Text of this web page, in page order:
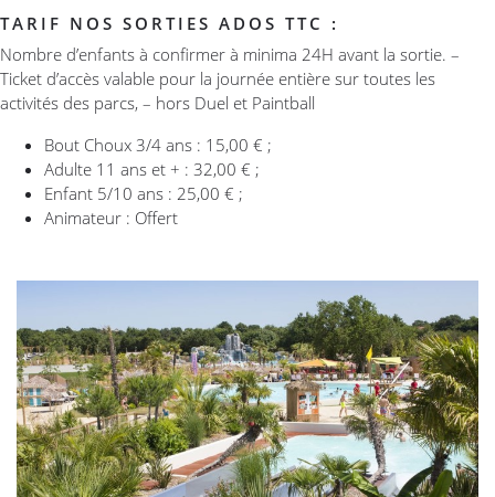
TARIF NOS SORTIES ADOS TTC :
Nombre d’enfants à confirmer à minima 24H avant la sortie. –
Ticket d’accès valable pour la journée entière sur toutes les
activités des parcs, – hors Duel et Paintball
Bout Choux 3/4 ans : 15,00 € ;
Adulte 11 ans et + : 32,00 € ;
Enfant 5/10 ans : 25,00 € ;
Animateur : Offert